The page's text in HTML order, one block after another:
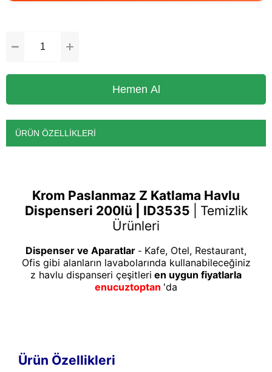
ÜRÜN ÖZELLIKLERI
Krom Paslanmaz Z Katlama Havlu
Dispenseri 200lü | ID3535
Temizlik
Ürünleri
Dispenser ve Aparatlar - Kafe, Otel, Restaurant,
Ofis gibi alanların lavabolarında kullanabileceğiniz
z havlu dispanseri çeşitleri en uygun fiyatlarla
enucuztoptan 'da
Ürün Özellikleri